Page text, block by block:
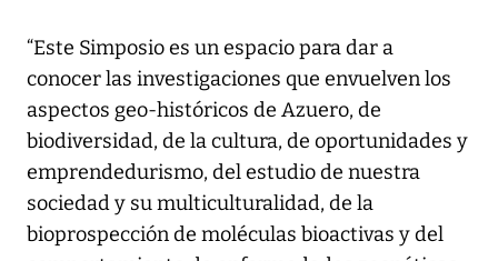
“Este Simposio es un espacio para dar a
conocer las investigaciones que envuelven los
aspectos geo-históricos de Azuero, de
biodiversidad, de la cultura, de oportunidades y
emprendedurismo, del estudio de nuestra
sociedad y su multiculturalidad, de la
bioprospección de moléculas bioactivas y del